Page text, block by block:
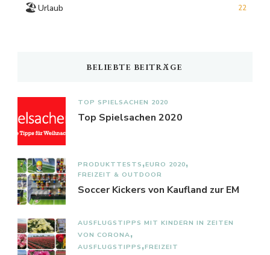
🏖️Urlaub 22
BELIEBTE BEITRÄGE
TOP SPIELSACHEN 2020
Top Spielsachen 2020
PRODUKTTESTS EURO 2020
FREIZEIT & OUTDOOR
Soccer Kickers von Kaufland zur EM
AUSFLUGSTIPPS MIT KINDERN IN ZEITEN
VON CORONA
AUSFLUGSTIPPS FREIZEIT